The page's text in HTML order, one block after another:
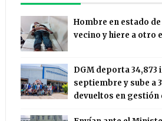
Hombre en estado
vecino y hiere a otro
DGM deporta
septiembre y sube a
devueltos en gestión